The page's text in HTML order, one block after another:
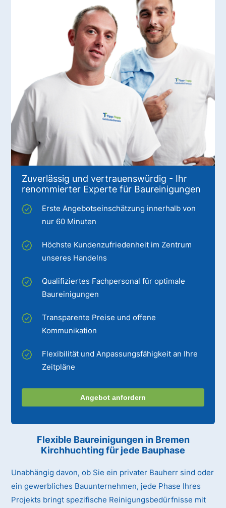
Zuverlässig und vertrauenswürdig - Ihr
renommierter Experte für Baureinigungen
Erste Angebotseinschätzung innerhalb von
nur 60 Minuten
Höchste Kundenzufriedenheit im Zentrum
unseres Handelns
Qualifiziertes Fachpersonal für optimale
Baureinigungen
Transparente Preise und offene
Kommunikation
Flexibilität und Anpassungsfähigkeit an Ihre
Zeitpläne
Angebot anfordern
Flexible Baureinigungen in Bremen
Kirchhuchtingfür jede Bauphase
Unabhängig davon, ob Sie ein privater Bauherr sind oder
ein gewerbliches Bauunternehmen, jede Phase Ihres
Projekts bringt spezifische Reinigungsbedürfnisse mit